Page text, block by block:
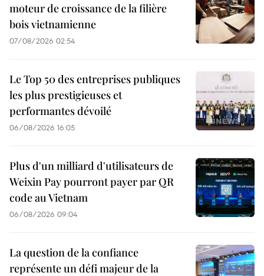
moteur de croissance de la filière
bois vietnamienne
07/08/2026 02:54
Le Top 50 des entreprises publiques
les plus prestigieuses et
performantes dévoilé
06/08/2026 16:05
Plus d'un milliard d'utilisateurs de
Weixin Pay pourront payer par QR
code au Vietnam
06/08/2026 09:04
La question de la confiance
représente un défi majeur de la